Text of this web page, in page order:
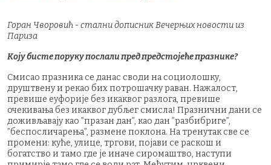
Горан Чворовић - стални дописник Вечерњих новости из
Париза
Коју бисте поруку послали пред предстојеће празнике?
Смисао празника се данас своди на социолошку,
друштвену и рекао бих потрошачку раван. Нажалост,
превише еуфорије без икаквог разлога, превише
очекивања без икаквог дубљег смисла! Празнични дани се
доживљавају као ”празан дан”, као дан ”разбибриге”,
”беспосличарења”, размене поклона. На тренутак све се
промени: куће, улице, тргови, појави се раскош и
богатство и тамо где је иначе сиромаштво, наступи